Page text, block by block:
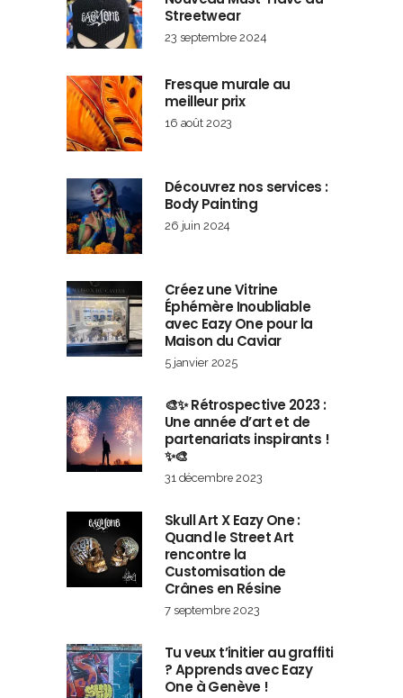
Streetwear
23 septembre 2024
Fresque murale au
meilleur prix
16 août 2023
Découvrez nos services :
Body Painting
26 juin 2024
Créez une Vitrine
Éphémère Inoubliable
avec Eazy One pour la
Maison du Caviar
5 janvier 2025
🎨✨ Rétrospective 2023 :
Une année d’art et de
partenariats inspirants !
✨🎨
31 décembre 2023
Skull Art X Eazy One :
Quand le Street Art
rencontre la
Customisation de
Crânes en Résine
7 septembre 2023
Tu veux t’initier au graffiti
? Apprends avec Eazy
One à Genève !